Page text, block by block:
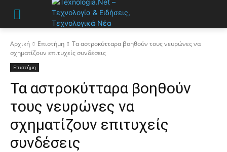
Αρχική Επιστήμη
Τα αστροκύτταρα βοηθούν τους νευρώνες να
σχηματίζουν επιτυχείς συνδέσεις
Επιστήμη
Τα αστροκύτταρα βοηθούν
τους νευρώνες να
σχηματίζουν επιτυχείς
συνδέσεις